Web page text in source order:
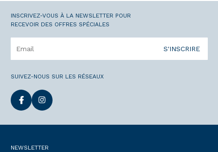
INSCRIVEZ-VOUS À LA NEWSLETTER POUR
RECEVOIR DES OFFRES SPÉCIALES
S'INSCRIRE
SUIVEZ-NOUS SUR LES RÉSEAUX
NEWSLETTER